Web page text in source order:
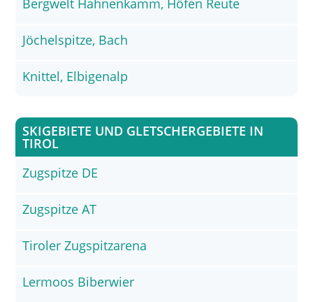
Bergwelt Hahnenkamm, Höfen Reute
Jöchelspitze, Bach
Knittel, Elbigenalp
SKIGEBIETE UND GLETSCHERGEBIETE IN
TIROL
Zugspitze DE
Zugspitze AT
Tiroler Zugspitzarena
Lermoos Biberwier